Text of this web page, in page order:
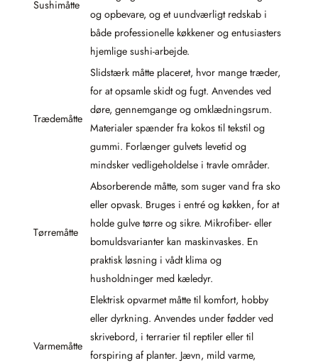
Sushimåtte
og opbevare, og et uundværligt redskab i
både professionelle køkkener og entusiasters
hjemlige sushi-arbejde.
Trædemåtte
Slidstærk måtte placeret, hvor mange træder,
for at opsamle skidt og fugt. Anvendes ved
døre, gennemgange og omklædningsrum.
Materialer spænder fra kokos til tekstil og
gummi. Forlænger gulvets levetid og
mindsker vedligeholdelse i travle områder.
Tørremåtte
Absorberende måtte, som suger vand fra sko
eller opvask. Bruges i entré og køkken, for at
holde gulve tørre og sikre. Mikrofiber- eller
bomuldsvarianter kan maskinvaskes. En
praktisk løsning i vådt klima og
husholdninger med kæledyr.
Varmemåtte
Elektrisk opvarmet måtte til komfort, hobby
eller dyrkning. Anvendes under fødder ved
skrivebord, i terrarier til reptiler eller til
forspiring af planter. Jævn, mild varme,